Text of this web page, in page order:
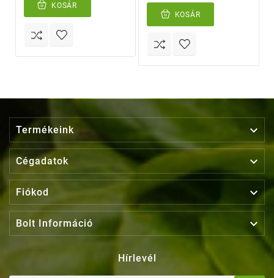
KOSÁR
KOSÁR
Termékeink 
Cégadatok 
Fiókod 
Bolt Információ 
Hírlevél